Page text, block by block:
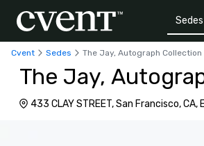
Sedes
Cvent Sedes The Jay, Autograph Collection
The Jay,
433 CLAY STREET, San Francisco,